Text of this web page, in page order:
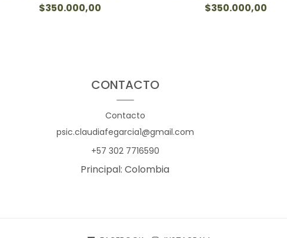
$350.000,00
$350.000,00
CONTACTO
Contacto
psic.claudiafegarcia1@gmail.com
+57 302 7716590
Principal: Colombia